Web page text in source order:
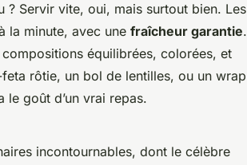
? Servir vite, oui, mais surtout bien. Les
la minute, avec une fraîcheur garantie.
équilibrées, colorées, et
rôtie, un bol de lentilles, ou un wrap
goût d’un vrai repas.
incontournables, dont le célèbre